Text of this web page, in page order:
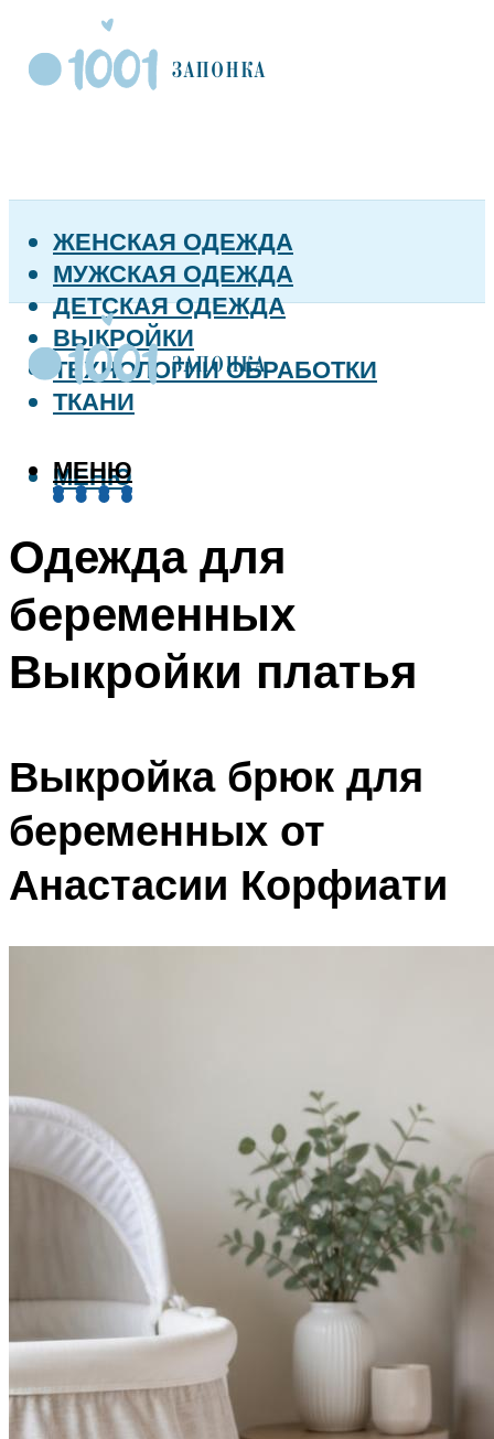
ЖЕНСКАЯ ОДЕЖДА
МУЖСКАЯ ОДЕЖДА
ДЕТСКАЯ ОДЕЖДА
ВЫКРОЙКИ
ТЕХНОЛОГИИ ОБРАБОТКИ
ТКАНИ
МЕНЮ
МЕНЮ
Одежда для
беременных
Выкройки платья
Выкройка брюк для
беременных от
Анастасии Корфиати